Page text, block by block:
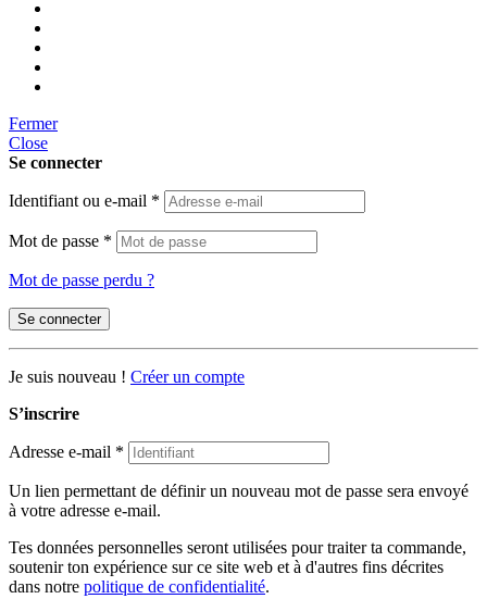
Fermer
Close
Se connecter
Identifiant ou e-mail *
Mot de passe *
Mot de passe perdu ?
Se connecter
Je suis nouveau ! Créer un compte
S’inscrire
Adresse e-mail *
Un lien permettant de définir un nouveau mot de passe sera envoyé
à votre adresse e-mail.
Tes données personnelles seront utilisées pour traiter ta commande,
soutenir ton expérience sur ce site web et à d'autres fins décrites
dans notre politique de confidentialité.